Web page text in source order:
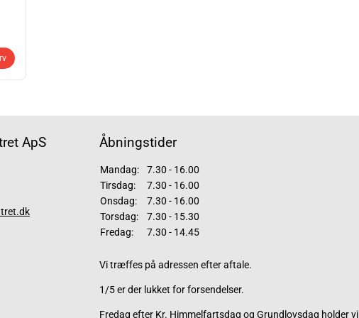
ApS Åbningstider
Mandag:
7.30 - 16.00
Tirsdag:
7.30 - 16.00
Onsdag:
7.30 - 16.00
Torsdag:
7.30 - 15.30
Fredag:
7.30 - 14.45
Vi træffes på adressen efter aftale.
1/5 er der lukket for forsendelser.
Fredag efter Kr. Himmelfartsdag og Grundlovsdag holder vi